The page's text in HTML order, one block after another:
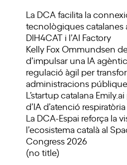
La DCA facilita la
tecnològiques catalanes
DIH4CAT i l’AI Factory
Kelly Fox Ommundsen
d’impulsar una IA
regulació àgil per
administracions
L’startup catalana
d’IA d’atenció
La DCA-Espai reforça la
l’ecosistema català al
Congress 2026
(no title)